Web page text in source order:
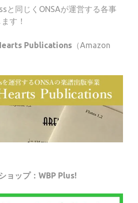
と同じくONSAが運営する各事
す！
Publications （Amazon
ョップ：WBP Plus!